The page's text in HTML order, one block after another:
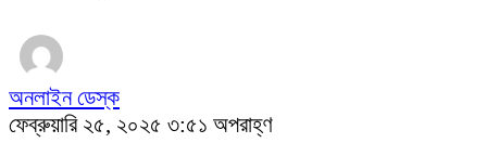
অনলাইন ডেস্ক
ফেব্রুয়ারি ২৫, ২০২৫ ৩:৫১ অপরাহ্ণ